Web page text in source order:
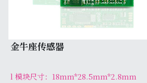
金牛座传感器
l 模块尺寸：18mm*28.5mm*2.8mm